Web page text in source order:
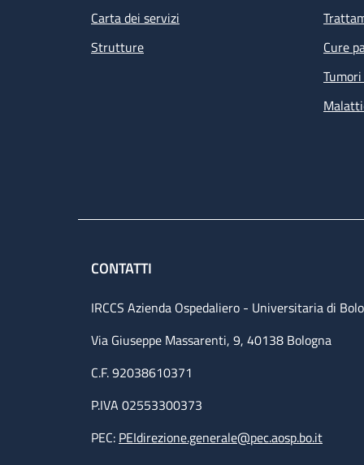
Carta dei servizi
Strutture
Cure
CONTATTI
IRCCS Azienda Ospedaliero - Universitaria di
Via Giuseppe Massarenti, 9, 40138 Bologna
C.F. 92038610371
P.IVA 02553300373
PEC: PEIdirezione.generale@pec.aosp.bo.it